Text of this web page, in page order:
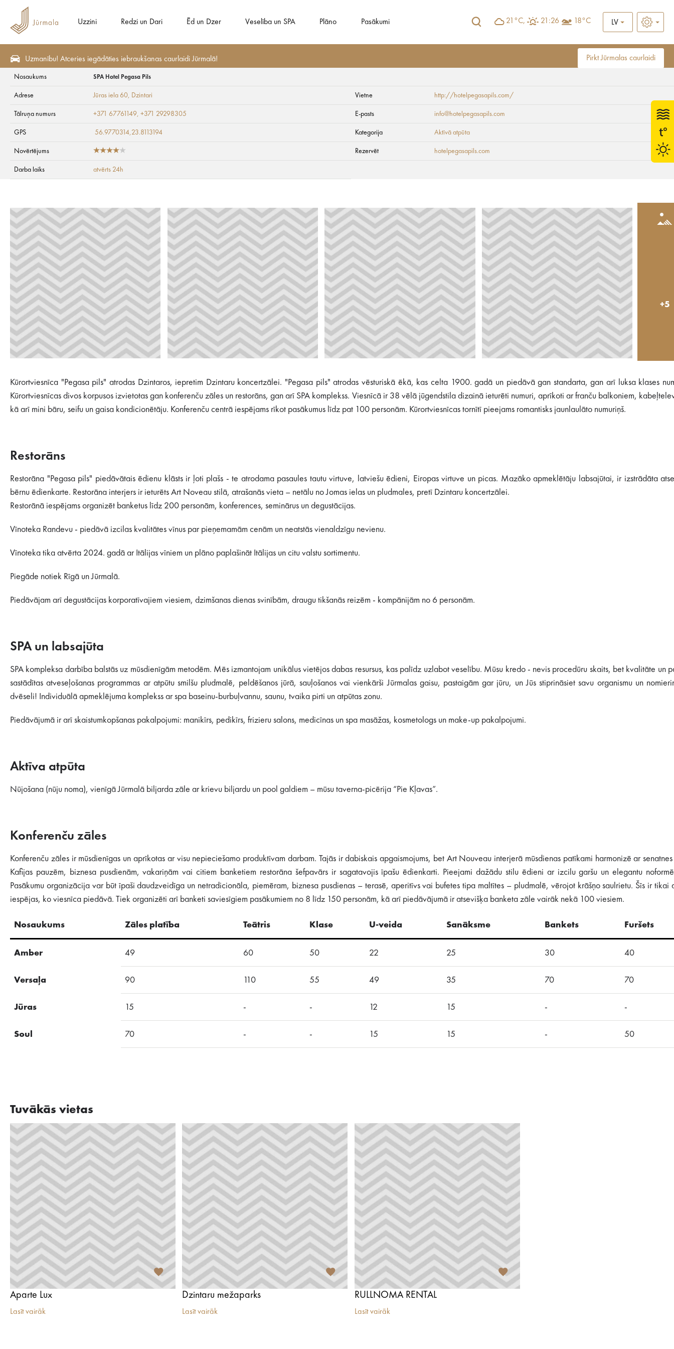
Uzzini Redzi un Dari Ēd un Dzer Veselība un SPA Plāno Pasākumi 21°C, 21:26 18°C LV
Uzmanību! Atceries iegādāties iebraukšanas caurlaidi Jūrmalā! Pirkt Jūrmalas caurlaidi
SPA Hotel Pegasa Pils
Nosaukums SPA Hotel Pegasa Pils
Adrese Jūras iela 60, Dzintari Vietne http://hotelpegasapils.com/
Tālruņa numurs +371 67761149, +371 29298305 E-pasts info@hotelpegasapils.com
GPS 56.9770314,23.8113194 Kategorija Aktīvā atpūta
Novērtējums Rezervēt hotelpegasapils.com
Darba laiks atvērts 24h
+5
Kūrortviesnīca "Pegasa pils" atrodas Dzintaros, iepretim Dzintaru koncertzālei. "Pegasa pils" atrodas vēsturiskā ēkā, kas celta 1900. gadā un piedāvā gan standarta, gan arī luksa klases
Kūrortviesnīcas divos korpusos izvietotas gan konferenču zāles un restorāns, gan arī SPA komplekss. Viesnīcā ir 38 vēlā jūgendstila dizainā ieturēti numuri, aprīkoti ar franču balkoniem,
kā arī mini bāru, seifu un gaisa kondicionētāju. Konferenču centrā iespējams rīkot pasākumus līdz pat 100 personām. Kūrortviesnīcas tornītī pieejams romantisks jaunlaulāto numuriņš.
Restorāns
Restorāna "Pegasa pils" piedāvātais ēdienu klāsts ir ļoti plašs - te atrodama pasaules tautu virtuve, latviešu ēdieni, Eiropas virtuve un picas. Mazāko apmeklētāju labsajūtai, ir izstrādāta
bērnu ēdienkarte. Restorāna interjers ir ieturēts Art Noveau stilā, atrašanās vieta – netālu no Jomas ielas un pludmales, pretī Dzintaru koncertzālei.
Restorānā iespējams organizēt banketus līdz 200 personām, konferences, seminārus un degustācijas.
Vīnoteka Randevu - piedāvā izcilas kvalitātes vīnus par pieņemamām cenām un neatstās vienaldzīgu nevienu.
Vīnoteka tika atvērta 2024. gadā ar Itālijas vīniem un plāno paplašināt Itālijas un citu valstu sortimentu.
Piegāde notiek Rīgā un Jūrmalā.
Piedāvājam arī degustācijas korporatīvajiem viesiem, dzimšanas dienas svinībām, draugu tikšanās reizēm - kompānijām no 6 personām.
SPA un labsajūta
SPA kompleksa darbība balstās uz mūsdienīgām metodēm. Mēs izmantojam unikālus vietējos dabas resursus, kas palīdz uzlabot veselību. Mūsu kredo - nevis procedūru skaits, bet kvalitāte un
sastādītas atveseļošanas programmas ar atpūtu smilšu pludmalē, peldēšanos jūrā, sauļošanos vai vienkārši Jūrmalas gaisu, pastaigām gar jūru, un Jūs stiprināsiet savu organismu un
dvēseli! Individuālā apmeklējuma komplekss ar spa baseinu-burbuļvannu, saunu, tvaika pirti un atpūtas zonu.
Piedāvājumā ir arī skaistumkopšanas pakalpojumi: manikīrs, pedikīrs, frizieru salons, medicīnas un spa masāžas, kosmetologs un make-up pakalpojumi.
Aktīva atpūta
Nūjošana (nūju noma), vienīgā Jūrmalā biljarda zāle ar krievu biljardu un pool galdiem – mūsu taverna-picērija “Pie Kļavas”.
Konferenču zāles
Konferenču zāles ir mūsdienīgas un aprīkotas ar visu nepieciešamo produktīvam darbam. Tajās ir dabiskais apgaismojums, bet Art Nouveau interjerā mūsdienas patīkami harmonizē ar
Kafijas pauzēm, biznesa pusdienām, vakariņām vai citiem banketiem restorāna šefpavārs ir sagatavojis īpašu ēdienkarti. Pieejami dažādu stilu ēdieni ar izcilu garšu un elegantu
Pasākumu organizācija var būt īpaši daudzveidīga un netradicionāla, piemēram, biznesa pusdienas – terasē, aperitīvs vai bufetes tipa maltītes – pludmalē, vērojot krāšņo saulrietu. Šīs ir tikai
iespējas, ko viesnīca piedāvā. Tiek organizēti arī banketi saviesīgiem pasākumiem no 8 līdz 150 personām, kā arī piedāvājumā ir atsevišķa banketa zāle vairāk nekā 100 viesiem.
Nosaukums Zāles platība Teātris Klase U-veida Sanāksme Bankets Furšets
Amber 49 60 50 22 25 30 40
Versaļa 90 110 55 49 35 70 70
Jūras 15 - - 12 15 - -
Soul 70 - - 15 15 - 50
Tuvākās vietas
Aparte Lux
Lasīt vairāk
Dzintaru mežaparks
Lasīt vairāk
RULLNOMA RENTAL
Lasīt vairāk